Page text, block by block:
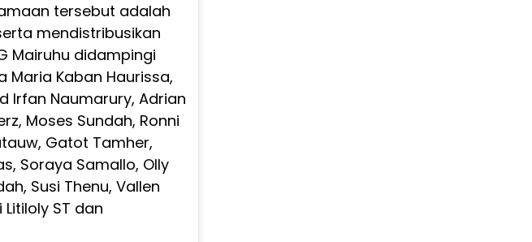
tersebut adalah
mendistribusikan
Mairuhu didampingi
Maria Kaban Haurissa,
Irfan Naumarury, Adrian
Moses Sundah, Ronni
Gatot Tamher,
Soraya Samallo, Olly
Susi Thenu, Vallen
ST dan